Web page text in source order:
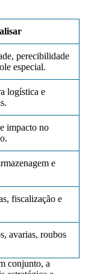
perecibilidade
especial.
logística e
impacto no
e
fiscalização e
avarias, roubos
conjunto, a